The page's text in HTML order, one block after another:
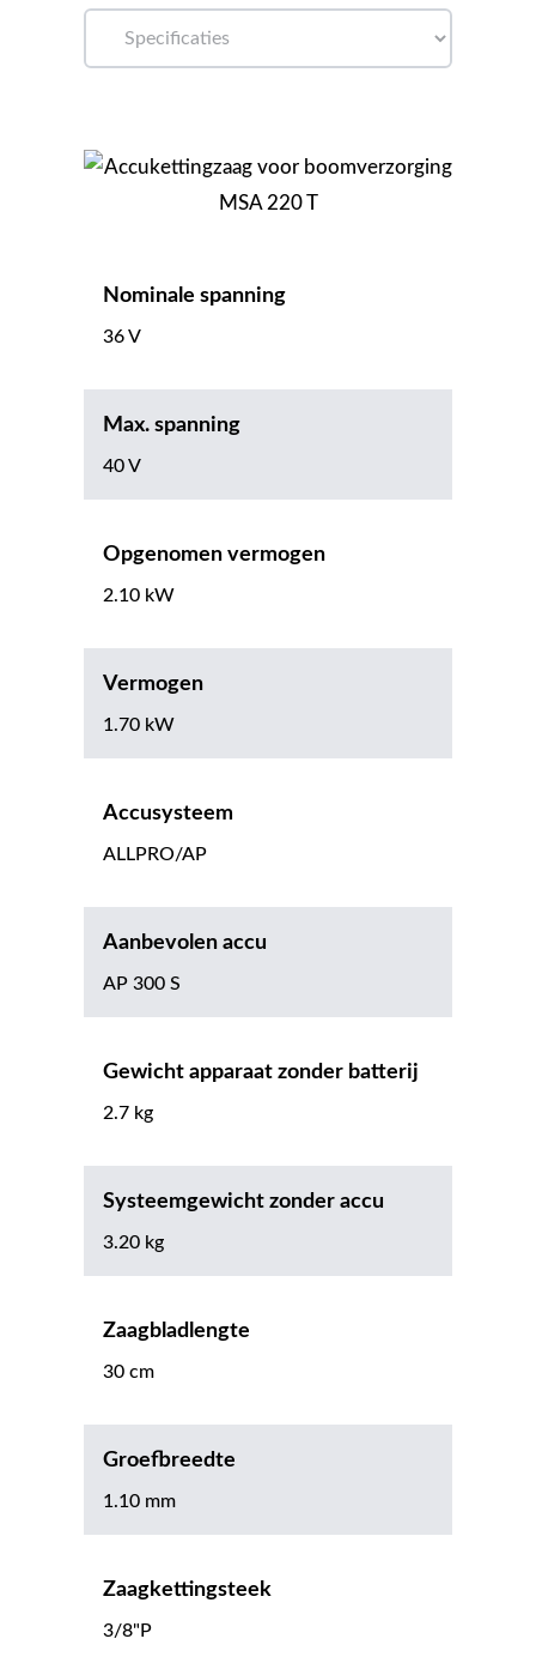
Nominale spanning
36 V
Max. spanning
40 V
Opgenomen vermogen
2.10 kW
Vermogen
1.70 kW
Accusysteem
ALLPRO/AP
Aanbevolen accu
AP 300 S
Gewicht apparaat zonder batterij
2.7 kg
Systeemgewicht zonder accu
3.20 kg
Zaagbladlengte
30 cm
Groefbreedte
1.10 mm
Zaagkettingsteek
3/8"P